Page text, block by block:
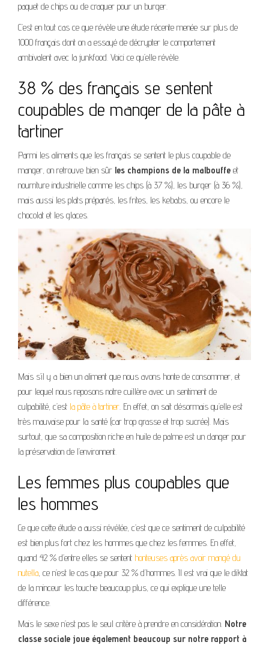
paquet de chips ou de craquer pour un burger.
C’est en tout cas ce que révèle une étude récente menée sur plus de
1000 français dont on a essayé de décrypter le comportement
ambivalent avec la junkfood. Voici ce qu’elle révèle.
38 % des français se sentent
coupables de manger de la pâte à
tartiner
Parmi les aliments que les français se sentent le plus coupable de
manger, on retrouve bien sûr les champions de la malbouffe et
nourriture industrielle comme les chips (à 37 %), les burger (à 36 %),
mais aussi les plats préparés, les frites, les kebabs, ou encore le
chocolat et les glaces.
Mais s’il y a bien un aliment que nous avons honte de consommer, et
pour lequel nous reposons notre cuillère avec un sentiment de
culpabilité, c’est la pâte à tartiner. En effet, on sait désormais qu’elle est
très mauvaise pour la santé (car trop grasse et trop sucrée). Mais
surtout, que sa composition riche en huile de palme est un danger pour
la préservation de l’environnent.
Les femmes plus coupables que
les hommes
Ce que cette étude a aussi révélée, c’est que ce sentiment de culpabilité
est bien plus fort chez les hommes que chez les femmes. En effet,
quand 42 % d’entre elles se sentent honteuses après avoir mangé du
nutella, ce n’est le cas que pour 32 % d’hommes. Il est vrai que le diktat
de la minceur les touche beaucoup plus, ce qui explique une telle
différence.
Mais le sexe n’est pas le seul critère à prendre en considération. Notre
classe sociale joue également beaucoup sur notre rapport à